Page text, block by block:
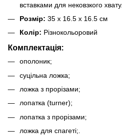
вставками для нековзкого хвату.
Розмір: 35 х 16.5 х 16.5 см
Колір: Різнокольоровий
Комплектація:
ополоник;
суцільна ложка;
ложка з прорізами;
лопатка (turner);
лопатка з прорізами;
ложка для спагеті;.